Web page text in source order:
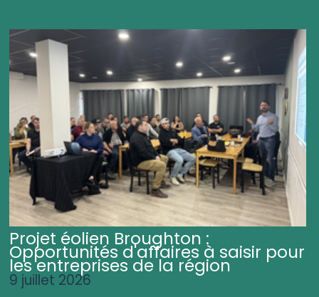
Projet éolien Broughton :
Opportunités d'affaires à saisir pour
les entreprises de la région
9 juillet 2026